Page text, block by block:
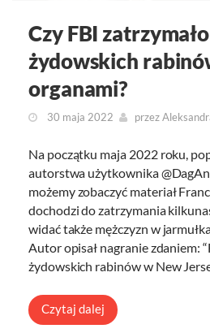
Czy FBI
żydowskich
organami?
30 maja 2022 przez
Na początku maja 2022 roku,
autorstwa użytkownika
możemy zobaczyć materiał
dochodzi do zatrzymania
widać także mężczyzn w
Autor opisał nagranie zdaniem:
żydowskich rabinów w New
Czytaj dalej